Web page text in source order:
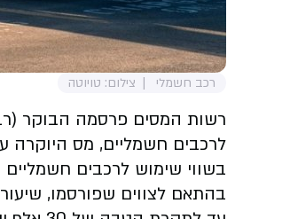
רכב חשמלי צילום: טויוטה
רשות המסים פרסמה הבוקר
בשווי שימוש לרכבים חשמליים